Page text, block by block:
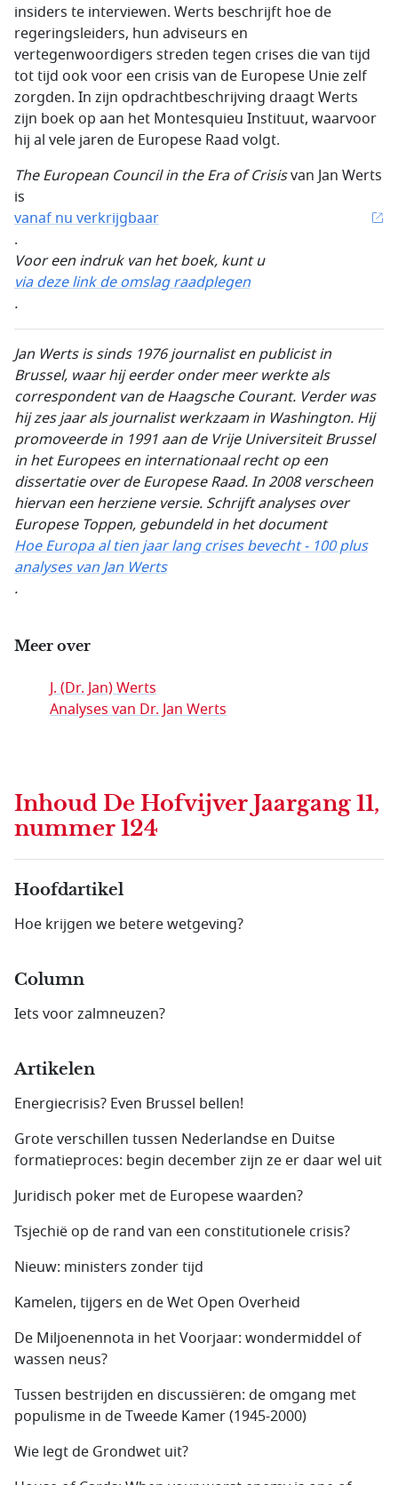
insiders te interviewen. Werts beschrijft hoe de
regeringsleiders, hun adviseurs en
vertegenwoordigers streden tegen crises die van tijd
tot tijd ook voor een crisis van de Europese Unie zelf
zorgden. In zijn opdrachtbeschrijving draagt Werts
zijn boek op aan het Montesquieu Instituut, waarvoor
hij al vele jaren de Europese Raad volgt.
The European Council in the Era of Crisisvan Jan Werts
is
vanaf nu verkrijgbaar
.
Voor een indruk van het boek, kunt u
via deze link de omslag raadplegen
.
Jan Werts is sinds 1976 journalist en publicist in
Brussel, waar hij eerder onder meer werkte als
correspondent van de Haagsche Courant. Verder was
hij zes jaar als journalist werkzaam in Washington. Hij
promoveerde in 1991 aan de Vrije Universiteit Brussel
in het Europees en internationaal recht op een
dissertatie over de Europese Raad. In 2008 verscheen
hiervan een herziene versie. Schrijft analyses over
Europese Toppen, gebundeld in het document
Hoe Europa al tien jaar lang crises bevecht - 100 plus
analyses van Jan Werts
.
Meer over
J. (Dr. Jan) Werts
Analyses van Dr. Jan Werts
Inhoud De Hofvijver Jaargang 11,
nummer 124
Hoofdartikel
Hoe krijgen we betere wetgeving?
Column
Iets voor zalmneuzen?
Artikelen
Energiecrisis? Even Brussel bellen!
Grote verschillen tussen Nederlandse en Duitse
formatieproces: begin december zijn ze er daar wel uit
Juridisch poker met de Europese waarden?
Tsjechië op de rand van een constitutionele crisis?
Nieuw: ministers zonder tijd
Kamelen, tijgers en de Wet Open Overheid
De Miljoenennota in het Voorjaar: wondermiddel of
wassen neus?
Tussen bestrijden en discussiëren: de omgang met
populisme in de Tweede Kamer (1945-2000)
Wie legt de Grondwet uit?